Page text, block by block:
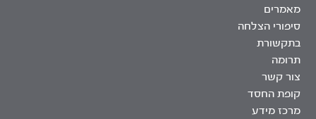
מאמרים
סיפורי הצלחה
בתקשורת
תרומה
צור קשר
קופת החסד
מרכז מידע